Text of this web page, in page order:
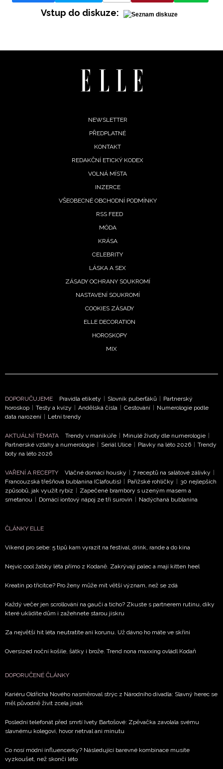
REDAKCE
NEWSLETTER
ODESLAT
Přihlášením k newsletteru souhlasíte s
podmínkami společnosti BurdaMedia Extra s.r.o.a
potvrzujete, že jste se seznámili seZásadami
ochrany soukromí- BurdaMedia Extra s.r.o. bude s
vyhodnocení akce a zasílání novinek.
Chcete navíc dostávat i další zajímavé a exkluzivní
zpracováním údajů k tomuto účelu podleZásad ochrany
Vstup do diskuze:
NEWSLETTER
PŘEDPLATNÉ
KONTAKT
REDAKČNÍ ETICKÝ KODEX
VOLNÁ MÍSTA
INZERCE
VŠEOBECNÉ OBCHODNÍ PODMÍNKY
RSS FEED
MÓDA
KRÁSA
CELEBRITY
LÁSKA A SEX
ZÁSADY OCHRANY SOUKROMÍ
NASTAVENÍ SOUKROMÍ
COOKIES ZÁSADY
ELLE DECORATION
HOROSKOPY
MIX
DOPORUČUJEME Pravidla etikety | Slovník puberťáků | Partnerský
horoskop | Testy a kvízy | Andělská čísla | Cestování | Numerologie podle
data narození | Letní trendy
AKTUÁLNÍ TÉMATA Trendy v manikúře | Minulé životy dle numerologie |
Partnerské vztahy a numerologie | Seriál Ulice | Plavky na léto 2026 | Trendy
boty na léto 2026
VAŘENÍ A RECEPTY Vláčné domácí housky | 7 receptů na salátové zálivky |
Francouzská třešňová bublanina (Clafoutis) | Pařížské rohlíčky | 30 nejlepších
způsobů, jak využít rybíz | Zapečené brambory s uzeným masem a
smetanou | Domácí iontový nápoj ze tří surovin | Nadýchaná bublanina
ČLÁNKY ELLE
Víkend pro sebe: 5 tipů kam vyrazit na festival, drink, rande a do kina
Nejvíc cool žabky léta přímo z Kodaně. Zakrývají palec a mají kitten heel
Kreatin po třicítce? Pro ženy může mít větší význam, než se zdá
Každý večer jen scrollování na gauči a ticho? Zkuste s partnerem rutinu, díky
které uklidíte dům i zažehnete starou jiskru
Za největší hit léta neutratíte ani korunu. Už dávno ho máte ve skříni
Oversized noční košile, šátky i brože. Trend nona maxxing ovládl Kodaň
DOPORUČENÉ ČLÁNKY
Kariéru Oldřicha Nového nasměroval strýc z Národního divadla: Slavný herec se
měl původně živit zcela jinak
Poslední telefonát před smrtí Ivety Bartošové: Zpěvačka zavolala svému
slavnému kolegovi, hovor netrval ani minutu
Co nosí módní influencerky? Následující barevné kombinace musíte
vyzkoušet, než skončí léto